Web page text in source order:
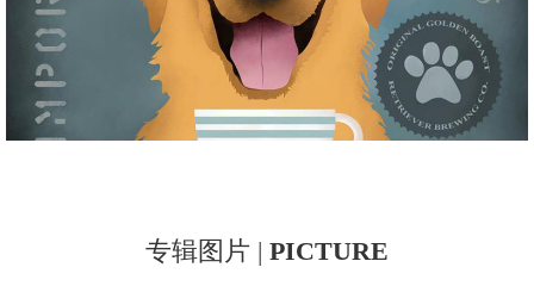
专辑图片 | PICTURE